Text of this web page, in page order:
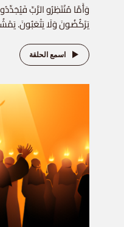
وَأَمَّا مُنْتَظِرُو الرَّبِّ
يَرْكُضُونَ وَلَا يَتْعَبُونَ.
اسمع الحلقة